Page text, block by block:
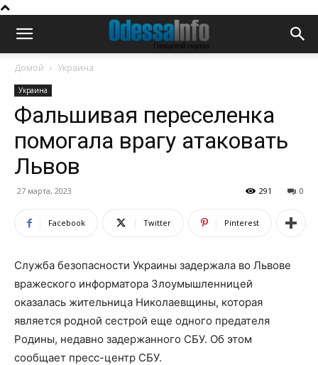
Домой Украина
Украина
Фальшивая переселенка
помогала врагу атаковать
Львов
27 марта, 2023 0
291
Facebook Twitter Pinterest
Служба безопасности Украины задержала во Львове
вражеского информатора Злоумышленницей
оказалась жительница Николаевщины, которая
является родной сестрой еще одного предателя
Родины, недавно задержанного СБУ. Об этом
сообщает пресс-центр СБУ.